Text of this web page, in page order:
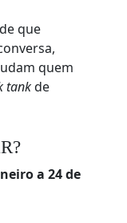
que
quem
tankde
a 24 de